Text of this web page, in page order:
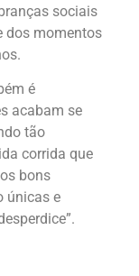
sociais
dos momentos
é
acabam se
tão
corrida que
bons
únicas e